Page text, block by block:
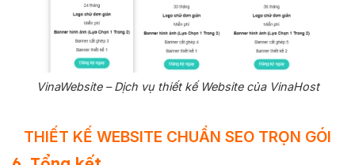
VinaWebsite – Dịch vụ thiết kế Website của VinaHost
THIẾT KẾ WEBSITE CHUẨN SEO TRỌN GÓI